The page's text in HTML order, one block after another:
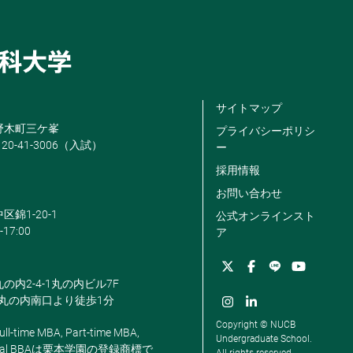
木町三ケ峯
41-3006（入試）
錦1-20-1
17:00
内2-4-1丸の内ビル7F
の内南口より徒歩1分
time MBA, Part-time MBA,
BBAは栗本学園の登録商標で
サイトマップ
プライバシーポリシ
ー
採用情報
お問い合わせ
公式オンラインスト
ア
Copyright © NUCB
Undergraduate School.